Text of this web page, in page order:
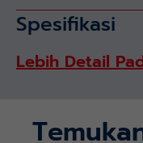
Spesifikasi
Lebih Detail